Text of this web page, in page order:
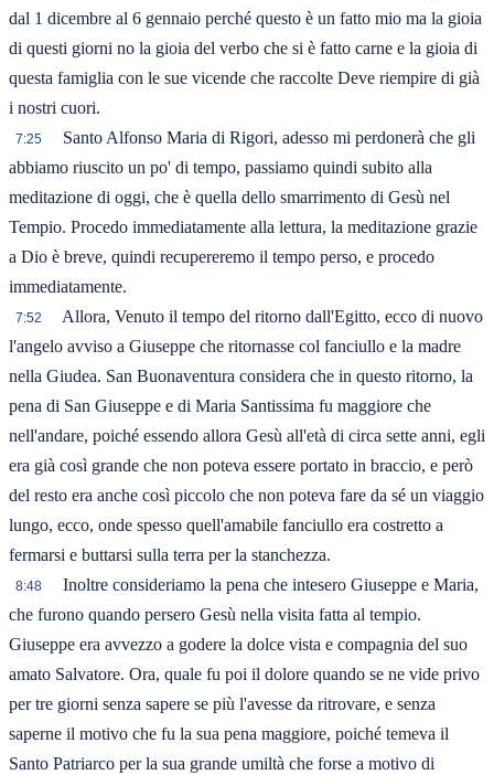
dal 1 dicembre al 6 gennaio perché questo è un fatto mio ma la gioia
di questi giorni no la gioia del verbo che si è fatto carne e la gioia di
questa famiglia con le sue vicende che raccolte Deve riempire di già
i nostri cuori.
7:25
Santo Alfonso Maria di Rigori, adesso mi perdonerà che gli
abbiamo riuscito un po' di tempo, passiamo quindi subito alla
meditazione di oggi, che è quella dello smarrimento di Gesù nel
Tempio. Procedo immediatamente alla lettura, la meditazione grazie
a Dio è breve, quindi recupereremo il tempo perso, e procedo
immediatamente.
7:52
Allora, Venuto il tempo del ritorno dall'Egitto, ecco di nuovo
l'angelo avviso a Giuseppe che ritornasse col fanciullo e la madre
nella Giudea. San Buonaventura considera che in questo ritorno, la
pena di San Giuseppe e di Maria Santissima fu maggiore che
nell'andare, poiché essendo allora Gesù all'età di circa sette anni, egli
era già così grande che non poteva essere portato in braccio, e però
del resto era anche così piccolo che non poteva fare da sé un viaggio
lungo, ecco, onde spesso quell'amabile fanciullo era costretto a
fermarsi e buttarsi sulla terra per la stanchezza.
8:48
Inoltre consideriamo la pena che intesero Giuseppe e Maria,
che furono quando persero Gesù nella visita fatta al tempio.
Giuseppe era avvezzo a godere la dolce vista e compagnia del suo
amato Salvatore. Ora, quale fu poi il dolore quando se ne vide privo
per tre giorni senza sapere se più l'avesse da ritrovare, e senza
saperne il motivo che fu la sua pena maggiore, poiché temeva il
Santo Patriarco per la sua grande umiltà che forse a motivo di